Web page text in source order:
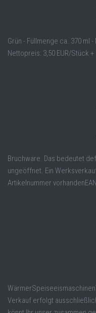
Grün - Füllmenge ca. 370 ml -
Nettopreis: 3,50 EUR/Stück
Bruchware. Das bedeutet
ungeöffnet. Ein
Artikelnummer
Verkauf erfolgt